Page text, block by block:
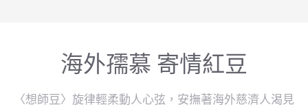
海外孺慕 寄情紅豆
〈想師豆〉旋律輕柔動人心弦，安撫著海外慈濟人渴見